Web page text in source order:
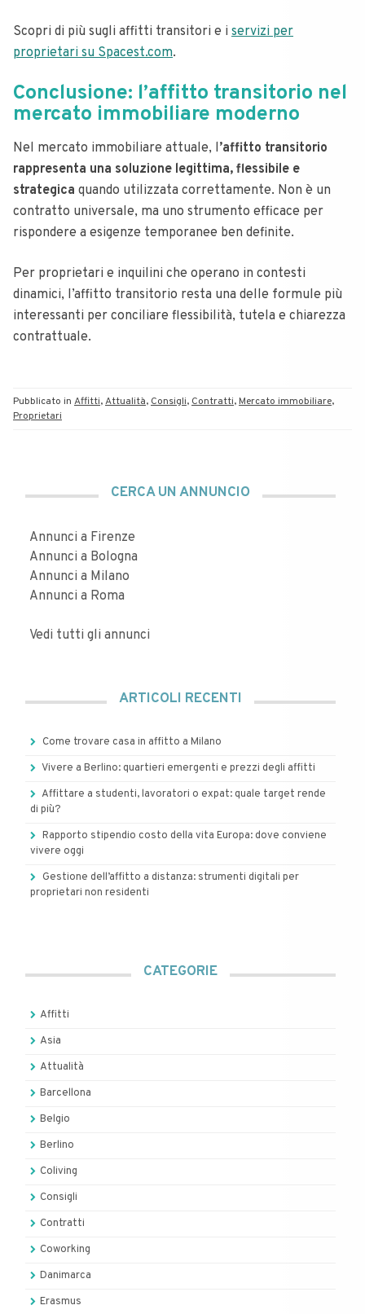
Scopri di più sugli affitti transitori e i servizi per
proprietari su Spacest.com.
Conclusione: l’affitto transitorio nel
mercato immobiliare moderno
Nel mercato immobiliare attuale, l’affitto transitorio
rappresenta una soluzione legittima, flessibile e
strategica quando utilizzata correttamente. Non è un
contratto universale, ma uno strumento efficace per
rispondere a esigenze temporanee ben definite.
Per proprietari e inquilini che operano in contesti
dinamici, l’affitto transitorio resta una delle formule più
interessanti per conciliare flessibilità, tutela e chiarezza
contrattuale.
Pubblicato in Affitti,Attualità,Consigli,Contratti,Mercato immobiliare,
Proprietari
CERCA UN ANNUNCIO
Annunci a Firenze
Annunci a Bologna
Annunci a Milano
Annunci a Roma
Vedi tutti gli annunci
ARTICOLI RECENTI
Come trovare casa in affitto a Milano
Vivere a Berlino: quartieri emergenti e prezzi degli affitti
Affittare a studenti, lavoratori o expat: quale target rende
di più?
Rapporto stipendio costo della vita Europa: dove conviene
vivere oggi
Gestione dell’affitto a distanza: strumenti digitali per
proprietari non residenti
CATEGORIE
Affitti
Asia
Attualità
Barcellona
Belgio
Berlino
Coliving
Consigli
Contratti
Coworking
Danimarca
Erasmus